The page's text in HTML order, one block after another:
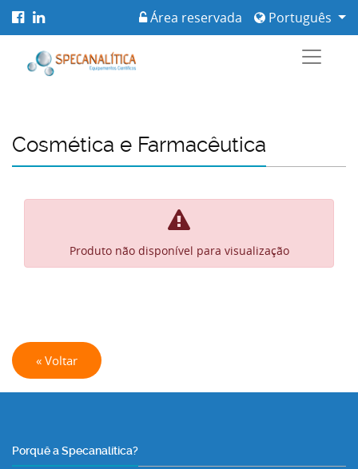
Português
Área reservada
Cosmética e Farmacêutica
Produto não disponível para visualização
« Voltar
Porquê a Specanalítica?